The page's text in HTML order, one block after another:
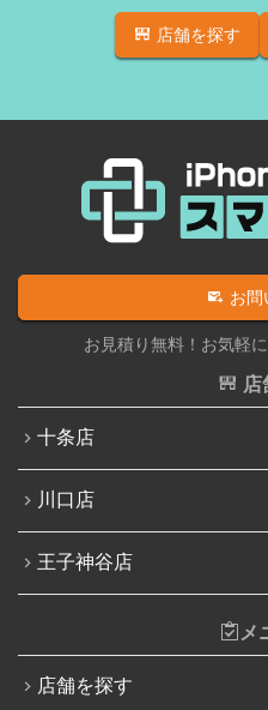
良）
iPadバッテリー交換
iPad充電コネクタ交換
iPad水没洗浄作業
iPadその他部品修理
Nintendo Switch修理実績
Nintendo Switchその他
Nintendo Switchバッテ
Nintendo Siwtch充電コ
Nintendo Switchタッチ
Nintendo Switchゲーム
Nintendo Switch SDカ
Nintendo Switch基板破
iPhone SE（第2世代）
iPhone 12 Pro
iPhone 12 mini
iPhone 12 Pro Max
iPhone 13 Pro
iPhone 13 Pro Max
iPhone SE（第3世代）
iPhone 14
iPhone 14 Pro
iPhone 14 Pro Max
iPhone 15
店舗を探す
お
お見積り無料！お気軽
店
十条店
川口店
王子神谷店
メ
店舗を探す